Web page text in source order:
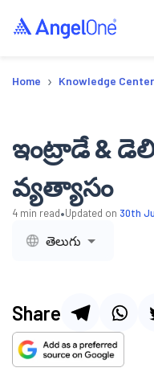
Home › Knowledge Center
ఇంట్రాడే &
వ్యత్యాసం
4 min read•Updated on 30th
తెలుగు
Share